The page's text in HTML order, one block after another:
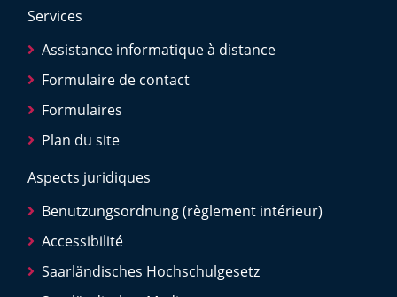
Services
Assistance informatique à distance
Formulaire de contact
Formulaires
Plan du site
Aspects juridiques
Benutzungsordnung (règlement intérieur)
Accessibilité
Saarländisches Hochschulgesetz